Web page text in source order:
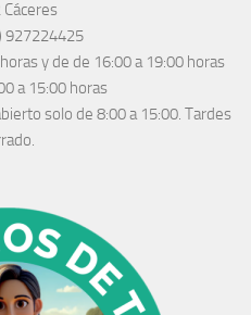
927224425
y de de 16:00 a 19:00 horas
a 15:00 horas
solo de 8:00 a 15:00. Tardes